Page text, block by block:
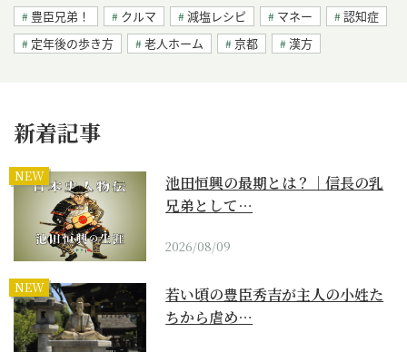
豊臣兄弟！ クルマ 減塩レシピ マネー
認知症
定年後の歩き方
老人ホーム 京都 漢方
新着記事
NEW
池田恒興の最期とは？｜信長の乳
兄弟として…
2026/08/09
NEW
若い頃の豊臣秀吉が主人の小姓た
ちから虐め…